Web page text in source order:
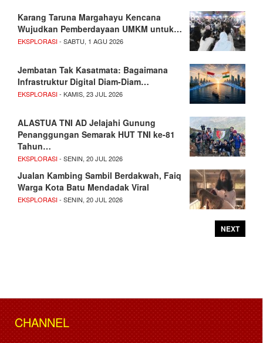
Karang Taruna Margahayu Kencana
Wujudkan Pemberdayaan UMKM untuk…
EKSPLORASI- SABTU, 1 AGU 2026
Jembatan Tak Kasatmata: Bagaimana
Infrastruktur Digital Diam-Diam…
EKSPLORASI- KAMIS, 23 JUL 2026
ALASTUA TNI AD Jelajahi Gunung
Penanggungan Semarak HUT TNI ke-81
Tahun…
EKSPLORASI- SENIN, 20 JUL 2026
Jualan Kambing Sambil Berdakwah, Faiq
Warga Kota Batu Mendadak Viral
EKSPLORASI- SENIN, 20 JUL 2026
NEXT
CHANNEL